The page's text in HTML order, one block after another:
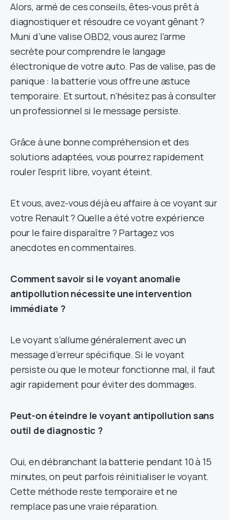
Alors, armé de ces conseils, êtes-vous prêt à
diagnostiquer et résoudre ce voyant gênant ?
Muni d’une valise OBD2, vous aurez l’arme
secrète pour comprendre le langage
électronique de votre auto. Pas de valise, pas de
panique : la batterie vous offre une astuce
temporaire. Et surtout, n’hésitez pas à consulter
un professionnel si le message persiste.
Grâce à une bonne compréhension et des
solutions adaptées, vous pourrez rapidement
rouler l’esprit libre, voyant éteint.
Et vous, avez-vous déjà eu affaire à ce voyant sur
votre Renault ? Quelle a été votre expérience
pour le faire disparaître ? Partagez vos
anecdotes en commentaires.
Comment savoir si le voyant anomalie
antipollution nécessite une intervention
immédiate ?
Le voyant s’allume généralement avec un
message d’erreur spécifique. Si le voyant
persiste ou que le moteur fonctionne mal, il faut
agir rapidement pour éviter des dommages.
Peut-on éteindre le voyant antipollution sans
outil de diagnostic ?
Oui, en débranchant la batterie pendant 10 à 15
minutes, on peut parfois réinitialiser le voyant.
Cette méthode reste temporaire et ne
remplace pas une vraie réparation.